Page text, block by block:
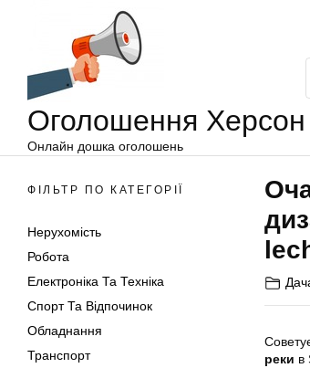
Оголошення Херсон
Онлайн дошка оголошень
ФІЛЬТР ПО КАТЕГОРІЇ
Нерухомість
Робота
Електроніка Та Техніка
Спорт Та Відпочинок
Обладнання
Транспорт
реки в